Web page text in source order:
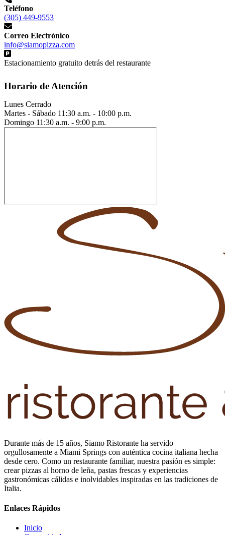
Teléfono
(305) 449-9553
Correo Electrónico
info@siamopizza.com
Estacionamiento gratuito detrás del restaurante
Horario de Atención
Lunes Cerrado
Martes - Sábado 11:30 a.m. - 10:00 p.m.
Domingo 11:30 a.m. - 9:00 p.m.
Durante más de 15 años, Siamo Ristorante ha servido
orgullosamente a Miami Springs con auténtica cocina italiana hecha
desde cero. Como un restaurante familiar, nuestra pasión es simple:
crear pizzas al horno de leña, pastas frescas y experiencias
gastronómicas cálidas e inolvidables inspiradas en las tradiciones de
Italia.
Enlaces Rápidos
Inicio